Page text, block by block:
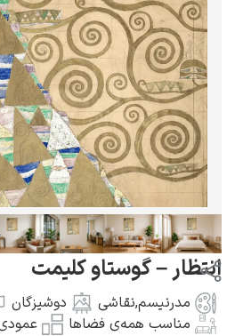
گوستاو کلیمت
ادوارد مونک
– گوستاو کلیمت
مدرنیسم,نقاشی دوشیزگان
مناسب همه‌ی فضاها
عمودی